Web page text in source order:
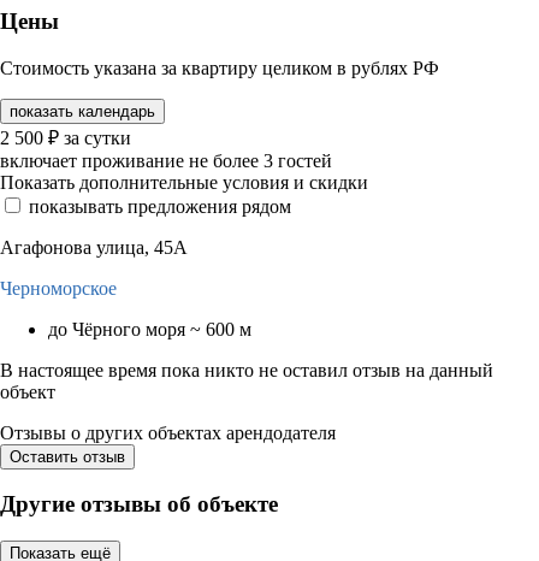
Цены
Стоимость указана за квартиру целиком в рублях РФ
показать календарь
2 500 ₽ за сутки
включает проживание не более 3 гостей
Показать дополнительные условия и скидки
показывать предложения рядом
Агафонова улица, 45А
Черноморское
до Чёрного моря ~ 600 м
В настоящее время пока никто не оставил отзыв на данный
объект
Отзывы о других объектах арендодателя
Оставить отзыв
Другие отзывы об объекте
Показать ещё